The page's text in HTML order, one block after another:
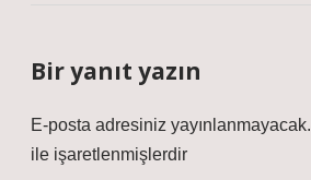
Bir yanıt yazın
E-posta adresiniz yayınlanmayacak.
ile işaretlenmişlerdir